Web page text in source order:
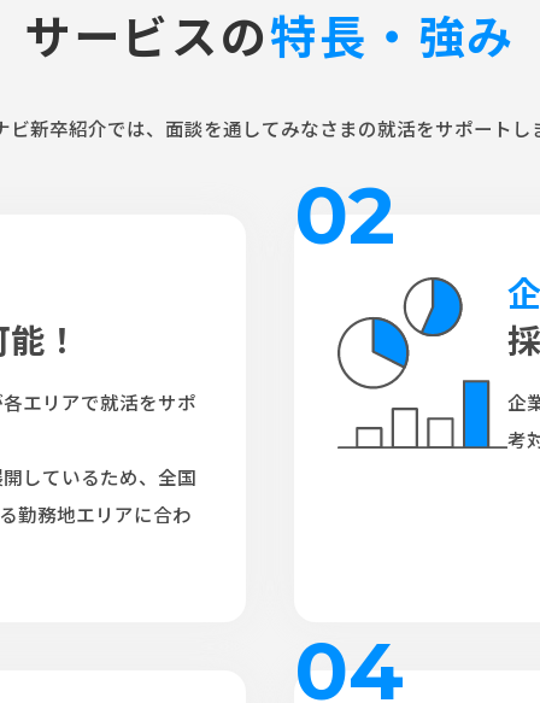
サービスの特長・強み
ビ新卒紹介では、面談を通してみなさまの就活をサポートし
！
エリアで就活をサポ
しているため、全国
勤務地エリアに合わ
02
企
考
04